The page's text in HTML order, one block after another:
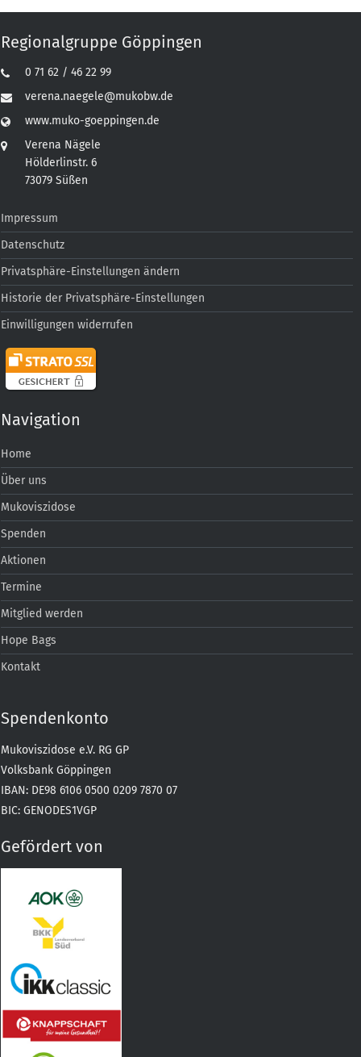
Regionalgruppe Göppingen
0 71 62 / 46 22 99
verena.naegele@mukobw.de
www.muko-goeppingen.de
Verena Nägele
Hölderlinstr. 6
73079 Süßen
Impressum
Datenschutz
Privatsphäre-Einstellungen ändern
Historie der Privatsphäre-Einstellungen
Einwilligungen widerrufen
Navigation
Home
Über uns
Mukoviszidose
Spenden
Aktionen
Termine
Mitglied werden
Hope Bags
Kontakt
Spendenkonto
Mukoviszidose e.V. RG GP
Volksbank Göppingen
IBAN: DE98 6106 0500 0209 7870 07
BIC: GENODES1VGP
Gefördert von